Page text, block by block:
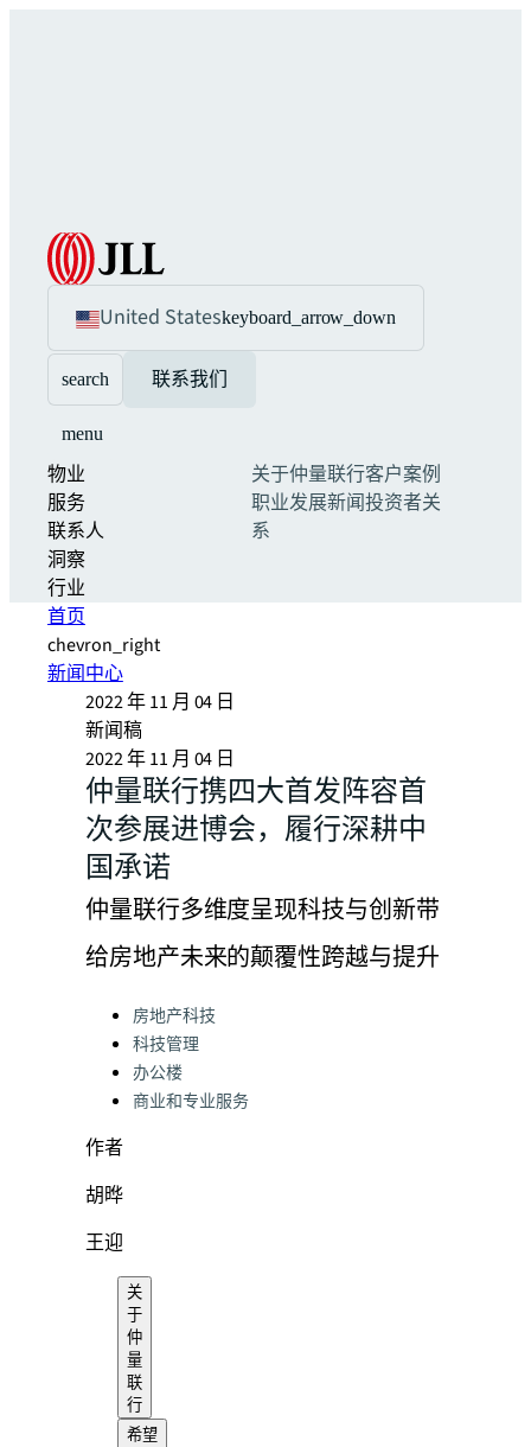
United Stateskeyboard_arrow_down
search 联系我们
menu
物业
服务
联系人
洞察
行业
关于仲量联行客户案例
职业发展新闻投资者关
系
首页
chevron_right
新闻中心
2022 年 11 月 04 日
新闻稿
2022 年 11 月 04 日
仲量联行携四大首发阵容首
次参展进博会，履行深耕中
国承诺
仲量联行多维度呈现科技与创新带
给房地产未来的颠覆性跨越与提升
Categories:
房地产科技
科技管理
办公楼
商业和专业服务
作者
胡晔
王迎
关
于
仲
量
联
行
希望